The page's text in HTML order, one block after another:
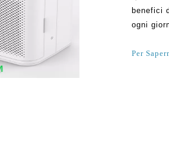
benefici
ogni
Arou
Per